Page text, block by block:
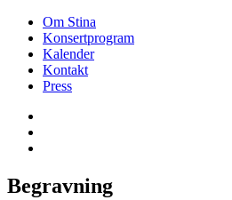
Om Stina
Konsertprogram
Kalender
Kontakt
Press
Begravning